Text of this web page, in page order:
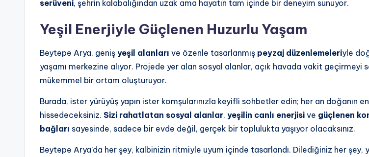
serüveni, şehrin kalabalığından uzak ama hayatın tam içinde bir deneyim sunuyor.
Yeşil Enerjiyle Güçlenen Huzurlu Yaşam
Beytepe Arya, geniş yeşil alanları ve özenle tasarlanmış peyzaj düzenlemeleriyle
yaşamı merkezine alıyor. Projede yer alan sosyal alanlar, açık havada vakit geçirmeyi
mükemmel bir ortam oluşturuyor.
Burada, ister yürüyüş yapın ister komşularınızla keyifli sohbetler edin; her an doğanın
hissedeceksiniz. Sizi rahatlatan sosyal alanlar, yeşilin canlı enerjisi ve güçlenen
bağları sayesinde, sadece bir evde değil, gerçek bir toplulukta yaşıyor olacaksınız.
Beytepe Arya’da her şey, kalbinizin ritmiyle uyum içinde tasarlandı. Dilediğiniz her şey,